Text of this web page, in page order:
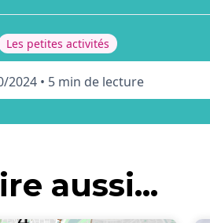
Les petites activités
2024 • 5 min de lecture
aussi...